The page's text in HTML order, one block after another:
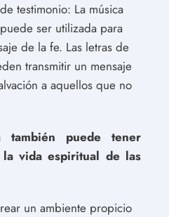
testimonio: La música
ser utilizada para
de la fe. Las letras de
transmitir un mensaje
a aquellos que no
también puede tener
vida espiritual de las
un ambiente propicio